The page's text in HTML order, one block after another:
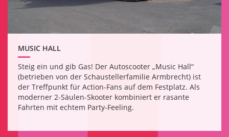
MUSIC HALL
Steig ein und gib Gas! Der Autoscooter „Music Hall“
(betrieben von der Schaustellerfamilie Armbrecht) ist
der Treffpunkt für Action-Fans auf dem Festplatz. Als
moderner 2-Säulen-Skooter kombiniert er rasante
Fahrten mit echtem Party-Feeling.